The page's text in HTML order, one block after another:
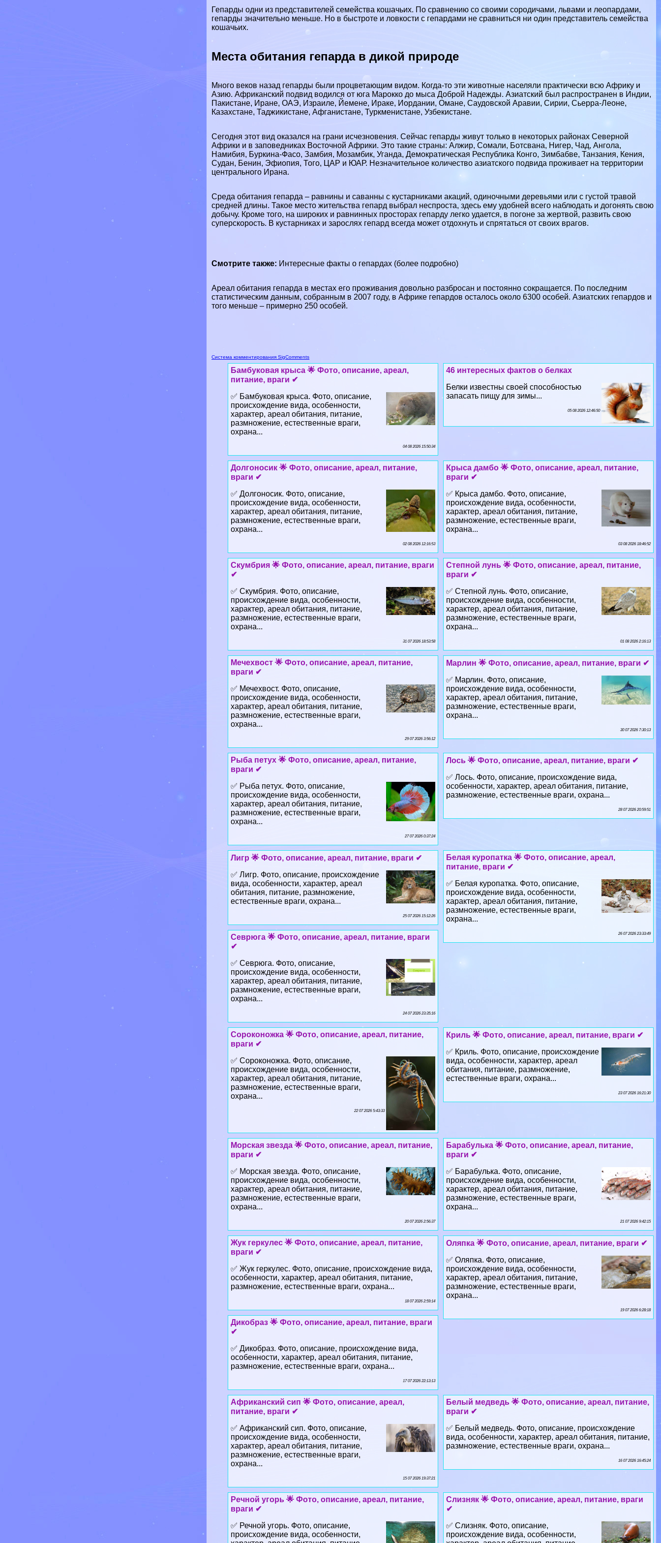
Гепарды одни из представителей семейства кошачьих. По сравнению со своими сородичами, львами и леопардами,
гепарды значительно меньше. Но в быстроте и ловкости с гепардами не сравниться ни один представитель семейства
кошачьих.
Места обитания гепарда в дикой природе
Много веков назад гепарды были процветающим видом. Когда-то эти животные населяли пpaктически всю Африку и
Азию. Африканский подвид водился от юга Марокко до мыса Доброй Надежды. Азиатский был распространен в Индии,
Пакистане, Иране, ОАЭ, Израиле, Йемене, Иpaке, Иордании, Омане, Саудовской Аравии, Сирии, Сьерра-Леоне,
Казахстане, Таджикистане, Афганистане, Туркменистане, Узбекистане.
Сегодня этот вид оказался на грани исчезновения. Сейчас гепарды живут только в некоторых районах Северной
Африки и в заповедниках Восточной Африки. Это такие страны: Алжир, Сомали, Ботсвана, Нигер, Чад, Ангола,
Намибия, Буркина-Фасо, Замбия, Мозамбик, Уганда, Демократическая Республика Конго, Зимбабве, Танзания, Кения,
Судан, Бенин, Эфиопия, Того, ЦАР и ЮАР. Незначительное количество азиатского подвида проживает на территории
центрального Ирана.
Среда обитания гепарда – равнины и саванны с кустарниками акаций, одиночными деревьями или с густой травой
средней длины. Такое место жительства гепард выбрал неспроста, здесь ему удобней всего наблюдать и догонять свою
добычу. Кроме того, на широких и равнинных просторах гепарду легко удается, в погоне за жертвой, развить свою
суперскорость. В кустарниках и зарослях гепард всегда может отдохнуть и спрятаться от своих врагов.
Смотрите также: Интересные факты о гепардах (более подробно)
Ареал обитания гепарда в местах его проживания довольно разбросан и постоянно сокращается. По последним
статистическим данным, собранным в 2007 году, в Африке гепардов осталось около 6300 особей. Азиатских гепардов и
того меньше – примерно 250 особей.
Система комментирования SigComments
46 интересных фактов о белках
Белки известны своей способностью
запасать пищу для зимы...
05 08 2026 12:46:50
Бамбуковая крыса 🌟 Фото, описание, ареал,
питание, враги ✔
✅ Бамбуковая крыса. Фото, описание,
происхождение вида, особенности,
хаpaктер, ареал обитания, питание,
размножение, естественные враги,
охрана...
04 08 2026 15:50:34
Крыса дамбо 🌟 Фото, описание, ареал, питание,
враги ✔
✅ Крыса дамбо. Фото, описание,
происхождение вида, особенности,
хаpaктер, ареал обитания, питание,
размножение, естественные враги,
охрана...
03 08 2026 18:46:52
Долгоносик 🌟 Фото, описание, ареал, питание,
враги ✔
✅ Долгоносик. Фото, описание,
происхождение вида, особенности,
хаpaктер, ареал обитания, питание,
размножение, естественные враги,
охрана...
02 08 2026 12:16:53
Степной лунь 🌟 Фото, описание, ареал, питание,
враги ✔
✅ Степной лунь. Фото, описание,
происхождение вида, особенности,
хаpaктер, ареал обитания, питание,
размножение, естественные враги,
охрана...
01 08 2026 2:16:13
Скумбрия 🌟 Фото, описание, ареал, питание, враги
✔
✅ Скумбрия. Фото, описание,
происхождение вида, особенности,
хаpaктер, ареал обитания, питание,
размножение, естественные враги,
охрана...
31 07 2026 18:53:58
Марлин 🌟 Фото, описание, ареал, питание, враги ✔
✅ Марлин. Фото, описание,
происхождение вида, особенности,
хаpaктер, ареал обитания, питание,
размножение, естественные враги,
охрана...
30 07 2026 7:30:13
Мечехвост 🌟 Фото, описание, ареал, питание,
враги ✔
✅ Мечехвост. Фото, описание,
происхождение вида, особенности,
хаpaктер, ареал обитания, питание,
размножение, естественные враги,
охрана...
29 07 2026 3:56:12
Лось 🌟 Фото, описание, ареал, питание, враги ✔
✅ Лось. Фото, описание, происхождение вида,
особенности, хаpaктер, ареал обитания, питание,
размножение, естественные враги, охрана...
28 07 2026 20:59:51
Рыба пeтyx 🌟 Фото, описание, ареал, питание,
враги ✔
✅ Рыба пeтyx. Фото, описание,
происхождение вида, особенности,
хаpaктер, ареал обитания, питание,
размножение, естественные враги,
охрана...
27 07 2026 0:37:24
Белая куропатка 🌟 Фото, описание, ареал,
питание, враги ✔
✅ Белая куропатка. Фото, описание,
происхождение вида, особенности,
хаpaктер, ареал обитания, питание,
размножение, естественные враги,
охрана...
26 07 2026 23:33:49
Лигр 🌟 Фото, описание, ареал, питание, враги ✔
✅ Лигр. Фото, описание, происхождение
вида, особенности, хаpaктер, ареал
обитания, питание, размножение,
естественные враги, охрана...
25 07 2026 15:12:26
Севрюга 🌟 Фото, описание, ареал, питание, враги
✔
✅ Севрюга. Фото, описание,
происхождение вида, особенности,
хаpaктер, ареал обитания, питание,
размножение, естественные враги,
охрана...
24 07 2026 23:35:16
Криль 🌟 Фото, описание, ареал, питание, враги ✔
✅ Криль. Фото, описание, происхождение
вида, особенности, хаpaктер, ареал
обитания, питание, размножение,
естественные враги, охрана...
23 07 2026 16:21:30
Сороконожка 🌟 Фото, описание, ареал, питание,
враги ✔
✅ Сороконожка. Фото, описание,
происхождение вида, особенности,
хаpaктер, ареал обитания, питание,
размножение, естественные враги,
охрана...
22 07 2026 5:43:33
Баpaбулька 🌟 Фото, описание, ареал, питание,
враги ✔
✅ Баpaбулька. Фото, описание,
происхождение вида, особенности,
хаpaктер, ареал обитания, питание,
размножение, естественные враги,
охрана...
21 07 2026 9:42:15
Морская звезда 🌟 Фото, описание, ареал, питание,
враги ✔
✅ Морская звезда. Фото, описание,
происхождение вида, особенности,
хаpaктер, ареал обитания, питание,
размножение, естественные враги,
охрана...
20 07 2026 2:56:37
Оляпка 🌟 Фото, описание, ареал, питание, враги ✔
✅ Оляпка. Фото, описание,
происхождение вида, особенности,
хаpaктер, ареал обитания, питание,
размножение, естественные враги,
охрана...
19 07 2026 6:28:18
Жук геркулес 🌟 Фото, описание, ареал, питание,
враги ✔
✅ Жук геркулес. Фото, описание, происхождение вида,
особенности, хаpaктер, ареал обитания, питание,
размножение, естественные враги, охрана...
18 07 2026 2:59:14
Дикобраз 🌟 Фото, описание, ареал, питание, враги
✔
✅ Дикобраз. Фото, описание, происхождение вида,
особенности, хаpaктер, ареал обитания, питание,
размножение, естественные враги, охрана...
17 07 2026 22:13:13
Белый медведь 🌟 Фото, описание, ареал, питание,
враги ✔
✅ Белый медведь. Фото, описание, происхождение
вида, особенности, хаpaктер, ареал обитания, питание,
размножение, естественные враги, охрана...
16 07 2026 16:45:24
Африканский сип 🌟 Фото, описание, ареал,
питание, враги ✔
✅ Африканский сип. Фото, описание,
происхождение вида, особенности,
хаpaктер, ареал обитания, питание,
размножение, естественные враги,
охрана...
15 07 2026 19:37:21
Слизняк 🌟 Фото, описание, ареал, питание, враги
✔
✅ Слизняк. Фото, описание,
происхождение вида, особенности,
Речной угорь 🌟 Фото, описание, ареал, питание,
враги ✔
✅ Речной угорь. Фото, описание,
происхождение вида, особенности,